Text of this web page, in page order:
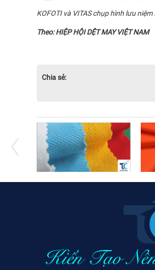
KOFOTI và VITAS chụp hình lưu niệm
Theo: HIỆP HỘI DỆT MAY VIỆT NAM
Chia sẻ: